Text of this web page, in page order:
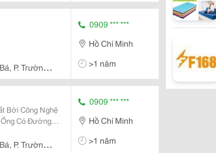
P. Trường
0909 *** ***
Hồ Chí Minh
>1 năm
Bởi Công Nghệ
P. Trường
0909 *** ***
Hồ Chí Minh
>1 năm